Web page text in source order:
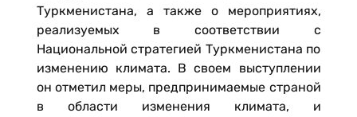
Туркменистана, а также о мероприятиях,
реализуемых в соответствии с
Национальной стратегией Туркменистана по
изменению климата. В своем выступлении
он отметил меры, предпринимаемые страной
в области изменения климата, и